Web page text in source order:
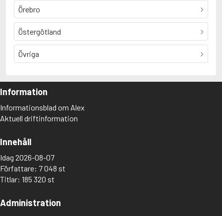
Örebro
Östergötland
Övriga
Information
Informationsblad om Alex
Aktuell driftinformation
Innehåll
Idag 2026-08-07
Författare: 7 048 st
Titlar: 185 320 st
Administration